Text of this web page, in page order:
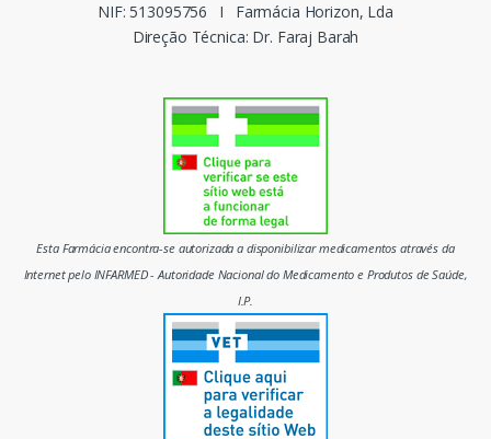
NIF: 513095756 I
Farmácia Horizon, Lda
Direção Técnica: Dr. Faraj Barah
Esta Farmácia encontra-se autorizada a disponibilizar medicamentos através da
Internet pelo INFARMED - Autoridade Nacional do Medicamento e Produtos de Saúde,
I.P.